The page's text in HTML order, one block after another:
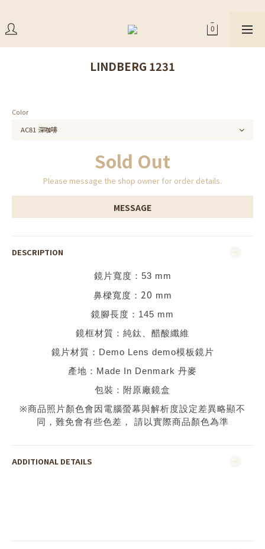
LINDBERG 1231
Color
Sold Out
Please message the shop owner for order details.
MESSAGE
DESCRIPTION
鏡片寬度： 53 mm
鼻樑寬度： 20 mm
鏡腳長度： 145 mm
鏡框材質： 純鈦、醋酸纖維
鏡片材質： Demo Lens demo模板鏡片
產地： Made In Denmark 丹麥
包裝：附原廠鏡盒
※商品照片顏色會因電腦螢幕與解析度設定差異略顯不
同，難免會有些色差，
請以實際商品顏色為準
ADDITIONAL DETAILS